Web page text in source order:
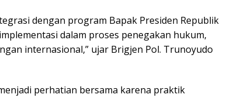
dengan program Bapak Presiden Republik
dalam proses penegakan hukum,
internasional,” ujar Brigjen Pol. Trunoyudo
perhatian bersama karena praktik